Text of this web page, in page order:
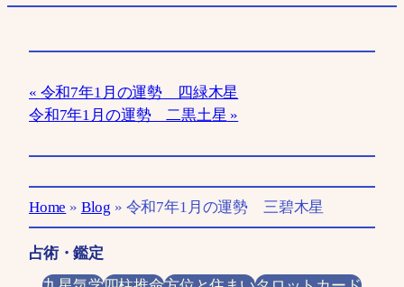
令和7年1月の運勢 四緑木星
令和7年1月の運勢 二黒土星
Home » Blog » 令和7年1月の運勢 三碧木星
占術・鑑定